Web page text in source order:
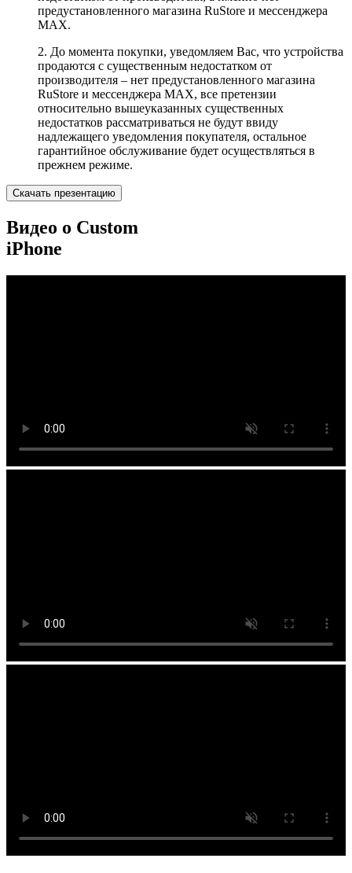
предустановленного магазина RuStore и мессенджера
MAX.
2. До момента покупки, уведомляем Вас, что устройства
продаются с существенным недостатком от
производителя – нет предустановленного магазина
RuStore и мессенджера MAX, все претензии
относительно вышеуказанных существенных
недостатков рассматриваться не будут ввиду
надлежащего уведомления покупателя, остальное
гарантийное обслуживание будет осуществляться в
прежнем режиме.
Скачать презентацию
Видео о Custom
iPhone